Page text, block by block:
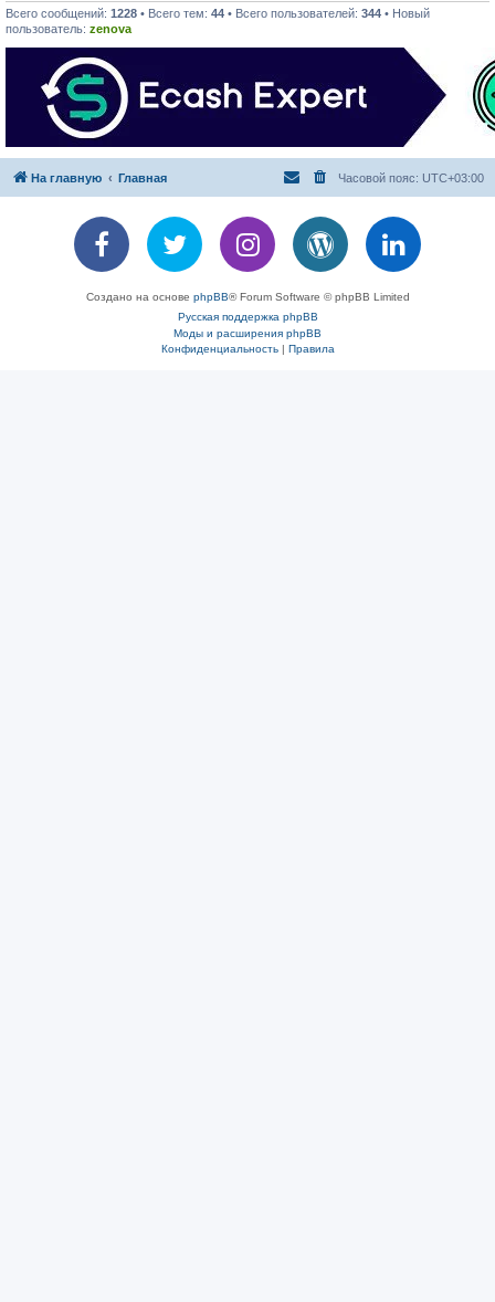
Всего сообщений: 1228 • Всего тем: 44 • Всего пользователей: 344 • Новый
пользователь: zenova
На главную Главная Часовой пояс: UTC+03:00
Создано на основе phpBB® Forum Software © phpBB Limited
Русская поддержка phpBB
Моды и расширения phpBB
Конфиденциальность| Правила